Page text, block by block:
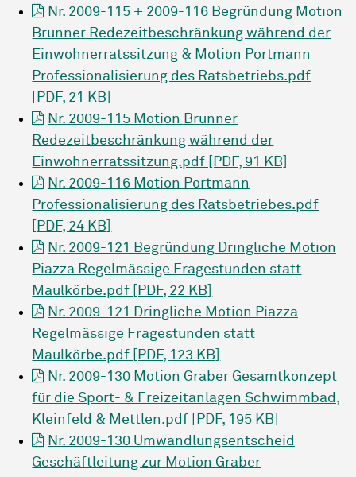
Nr. 2009-115 + 2009-116 Begründung Motion
Brunner Redezeitbeschränkung während der
Einwohnerratssitzung & Motion Portmann
Professionalisierung des Ratsbetriebs.pdf
[PDF, 21 KB]
Nr. 2009-115 Motion Brunner
Redezeitbeschränkung während der
Einwohnerratssitzung.pdf [PDF, 91 KB]
Nr. 2009-116 Motion Portmann
Professionalisierung des Ratsbetriebes.pdf
[PDF, 24 KB]
Nr. 2009-121 Begründung Dringliche Motion
Piazza Regelmässige Fragestunden statt
Maulkörbe.pdf [PDF, 22 KB]
Nr. 2009-121 Dringliche Motion Piazza
Regelmässige Fragestunden statt
Maulkörbe.pdf [PDF, 123 KB]
Nr. 2009-130 Motion Graber Gesamtkonzept
für die Sport- & Freizeitanlagen Schwimmbad,
Kleinfeld & Mettlen.pdf [PDF, 195 KB]
Nr. 2009-130 Umwandlungsentscheid
Geschäftleitung zur Motion Graber